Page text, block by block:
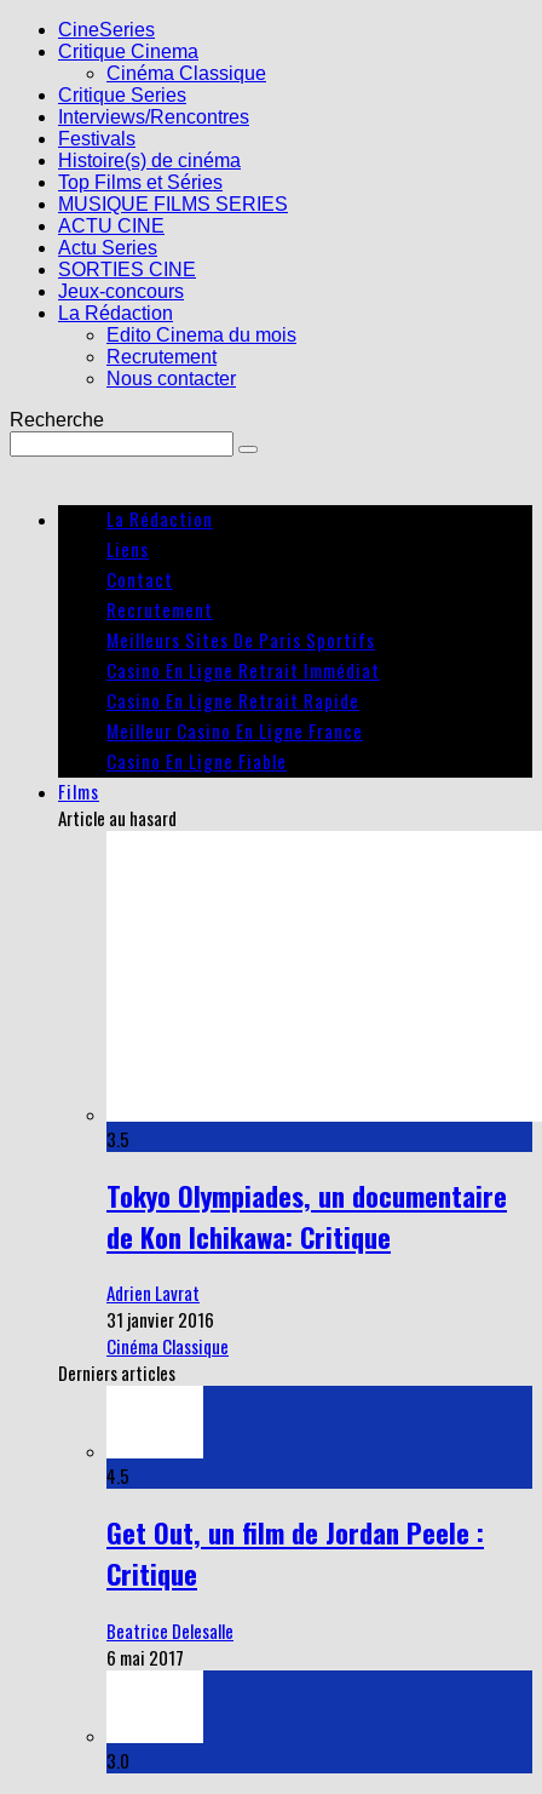
CineSeries
Critique Cinema
Cinéma Classique
Critique Series
Interviews/Rencontres
Festivals
Histoire(s) de cinéma
Top Films et Séries
MUSIQUE FILMS SERIES
ACTU CINE
Actu Series
SORTIES CINE
Jeux-concours
La Rédaction
Edito Cinema du mois
Recrutement
Nous contacter
Recherche
La Rédaction
Liens
Contact
Recrutement
Meilleurs Sites De Paris Sportifs
Casino En Ligne Retrait Immédiat
Casino En Ligne Retrait Rapide
Meilleur Casino En Ligne France
Casino En Ligne Fiable
Films
Article au hasard
3.5
Tokyo Olympiades, un documentaire
de Kon Ichikawa: Critique
Adrien Lavrat
31 janvier 2016
Cinéma Classique
Derniers articles
4.5
Get Out, un film de Jordan Peele :
Critique
Beatrice Delesalle
6 mai 2017
3.0